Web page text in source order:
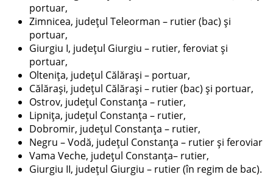
portuar,
Zimnicea, judeţul Teleorman – rutier (bac) și
portuar,
Giurgiu I, judeţul Giurgiu – rutier, feroviat și
portuar,
Oltenița, judeţul Călăraşi – portuar,
Călărași, judeţul Călăraşi – rutier (bac) și portuar,
Ostrov, judeţul Constanţa – rutier,
Lipnița, judeţul Constanţa – rutier,
Dobromir, judeţul Constanţa – rutier,
Negru – Vodă, judeţul Constanţa – rutier și feroviar
Vama Veche, judeţul Constanţa– rutier,
Giurgiu II, judeţul Giurgiu – rutier (în regim de bac).